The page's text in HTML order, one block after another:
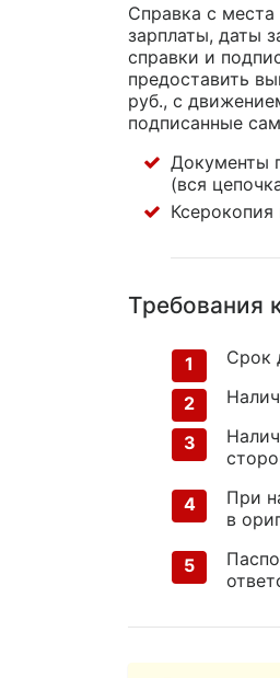
Справка с
зарплаты, даты
справки и
предоставить
руб., с
подписанные
Документы
(вся
Ксерокопия
Требования
Срок
При
в